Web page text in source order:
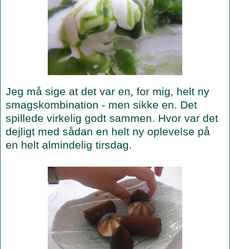
Jeg må sige at det var en, for mig, helt ny
smagskombination - men sikke en. Det
spillede virkelig godt sammen. Hvor var det
dejligt med sådan en helt ny oplevelse på
en helt almindelig tirsdag.